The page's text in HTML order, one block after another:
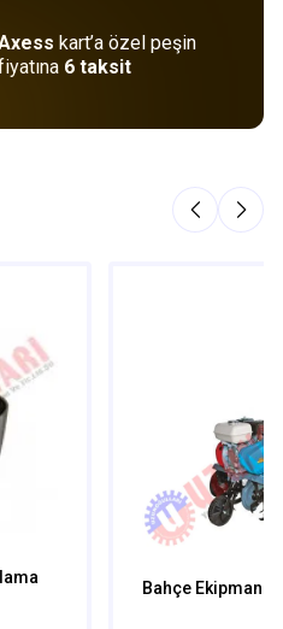
kart’a özel peşin
6 taksit
Bahçe